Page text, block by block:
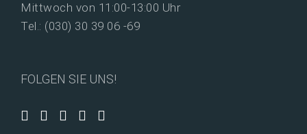
Mittwoch von 11:00-13:00 Uhr
Tel.: (030) 30 39 06 -69
FOLGEN SIE UNS!